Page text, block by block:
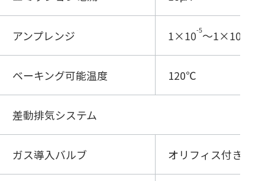
アンプレンジ 1×10-5～1×10
ベーキング可能温度 120℃
差動排気システム
ガス導入バルブ オリフィス付き流